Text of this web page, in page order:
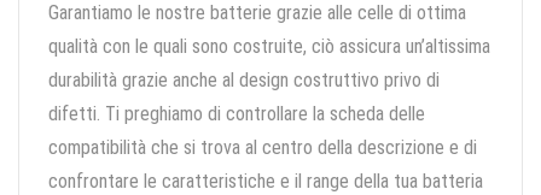
Garantiamo le nostre batterie grazie alle celle di ottima
qualità con le quali sono costruite, ciò assicura un’altissima
durabilità grazie anche al design costruttivo privo di
difetti. Ti preghiamo di controllare la scheda delle
compatibilità che si trova al centro della descrizione e di
confrontare le caratteristiche e il range della tua batteria